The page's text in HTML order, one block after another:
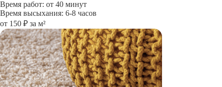
Время работ: от 40 минут
Время высыхания: 6-8 часов
от 150 ₽ за м²